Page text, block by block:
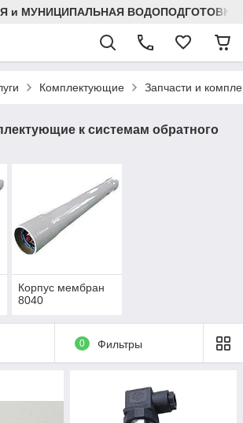
и МУНИЦИПАЛЬНАЯ ВОДОПОДГОТОВКА
Комплектующие Запчасти и
к системам обратного
Корпус мембран
8040
0 Фильтры